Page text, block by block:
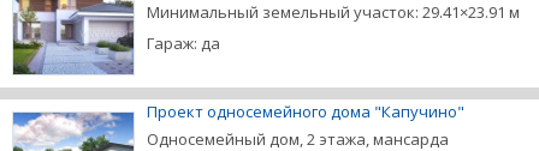
Минимальный земельный участок: 29.41×23.91 м
Гараж: да
Проект односемейного дома "Капучино"
Односемейный дом, 2 этажа, мансарда